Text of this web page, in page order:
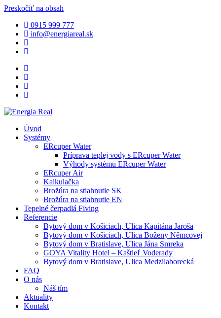
Preskočiť na obsah
0915 999 777
info@energiareal.sk
Úvod
Systémy
ERcuper Water
Príprava teplej vody s ERcuper Water
Výhody systému ERcuper Water
ERcuper Air
Kalkulačka
Brožúra na stiahnutie SK
Brožúra na stiahnutie EN
Tepelné čerpadlá Fiving
Referencie
Bytový dom v Košiciach, Ulica Kapitána Jaroša
Bytový dom v Košiciach, Ulica Boženy Němcovej
Bytový dom v Bratislave, Ulica Jána Smreka
GOYA Vitality Hotel – Kaštieľ Voderady
Bytový dom v Bratislave, Ulica Medzilaborecká
FAQ
O nás
Náš tím
Aktuality
Kontakt